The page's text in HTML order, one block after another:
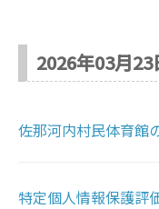
2026年03月23
佐那河内村民体育館
特定個人情報保護評